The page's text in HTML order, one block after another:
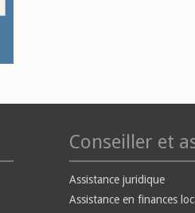
Conseiller et
Assistance juridique
Assistance en finances